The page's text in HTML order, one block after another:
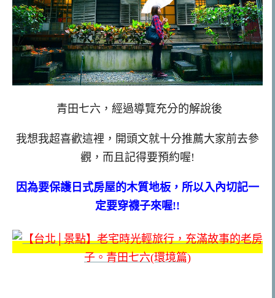
青田七六，經過導覽充分的解說後
我想我超喜歡這裡，開頭文就十分推薦大家前去參
觀，而且記得要預約喔!
因為要保護日式房屋的木質地板，所以入內切記一
定要穿襪子來喔!!